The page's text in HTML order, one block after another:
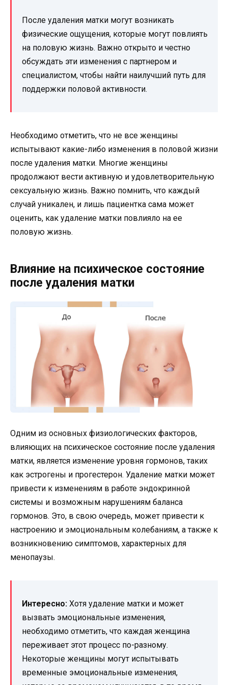
После удаления матки могут возникать
физические ощущения, которые могут повлиять
на половую жизнь. Важно открыто и честно
обсуждать эти изменения с партнером и
специалистом, чтобы найти наилучший путь для
поддержки половой активности.
Необходимо отметить, что не все женщины
испытывают какие-либо изменения в половой жизни
после удаления матки. Многие женщины
продолжают вести активную и удовлетворительную
сексуальную жизнь. Важно помнить, что каждый
случай уникален, и лишь пациентка сама может
оценить, как удаление матки повлияло на ее
половую жизнь.
Влияние на психическое состояние
после удаления матки
Одним из основных физиологических факторов,
влияющих на психическое состояние после удаления
матки, является изменение уровня гормонов, таких
как эстрогены и прогестерон. Удаление матки может
привести к изменениям в работе эндокринной
системы и возможным нарушениям баланса
гормонов. Это, в свою очередь, может привести к
настроению и эмоциональным колебаниям, а также к
возникновению симптомов, характерных для
менопаузы.
Интересно: Хотя удаление матки и может
вызвать эмоциональные изменения,
необходимо отметить, что каждая женщина
переживает этот процесс по-разному.
Некоторые женщины могут испытывать
временные эмоциональные изменения,